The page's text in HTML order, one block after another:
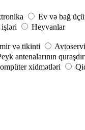
Ev və bağ
Heyvanlar
və tikinti
antenalarının
xidmətləri